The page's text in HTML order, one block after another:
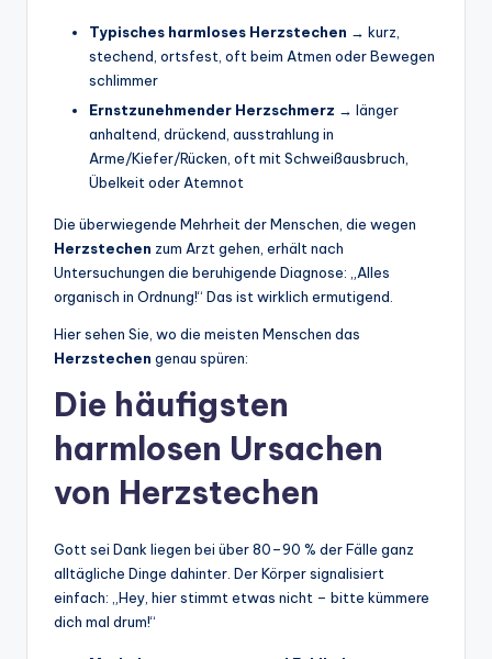
Typisches harmloses Herzstechen → kurz,
stechend, ortsfest, oft beim Atmen oder Bewegen
schlimmer
Ernstzunehmender Herzschmerz → länger
anhaltend, drückend, ausstrahlung in
Arme/Kiefer/Rücken, oft mit Schweißausbruch,
Übelkeit oder Atemnot
Die überwiegende Mehrheit der Menschen, die wegen
Herzstechen zum Arzt gehen, erhält nach
Untersuchungen die beruhigende Diagnose: „Alles
organisch in Ordnung!“ Das ist wirklich ermutigend.
Hier sehen Sie, wo die meisten Menschen das
Herzstechen genau spüren:
Die häufigsten
harmlosen Ursachen
von Herzstechen
Gott sei Dank liegen bei über 80–90 % der Fälle ganz
alltägliche Dinge dahinter. Der Körper signalisiert
einfach: „Hey, hier stimmt etwas nicht – bitte kümmere
dich mal drum!“